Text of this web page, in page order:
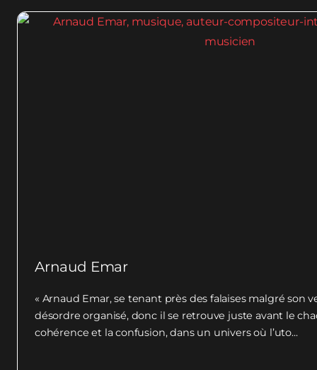
Arnaud Emar
« Arnaud Emar, se tenant près des falaises malgré son
désordre organisé, donc il se retrouve juste avant le
cohérence et la confusion, dans un univers où l’uto...